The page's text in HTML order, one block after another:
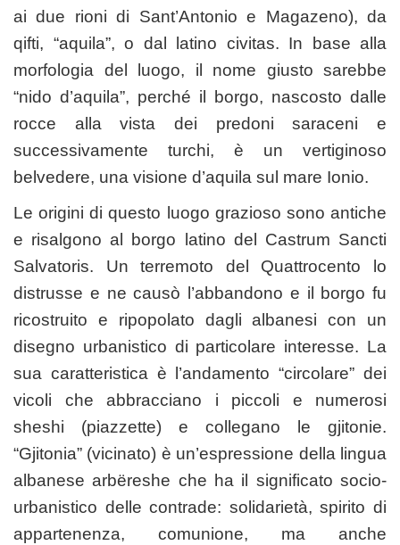
ai due rioni di Sant’Antonio e Magazeno), da
qifti, “aquila”, o dal latino civitas. In base alla
morfologia del luogo, il nome giusto sarebbe
“nido d’aquila”, perché il borgo, nascosto dalle
rocce alla vista dei predoni saraceni e
successivamente turchi, è un vertiginoso
belvedere, una visione d’aquila sul mare Ionio.
Le origini di questo luogo grazioso sono antiche
e risalgono al borgo latino del Castrum Sancti
Salvatoris. Un terremoto del Quattrocento lo
distrusse e ne causò l’abbandono e il borgo fu
ricostruito e ripopolato dagli albanesi con un
disegno urbanistico di particolare interesse. La
sua caratteristica è l’andamento “circolare” dei
vicoli che abbracciano i piccoli e numerosi
sheshi (piazzette) e collegano le gjitonie.
“Gjitonia” (vicinato) è un’espressione della lingua
albanese arbëreshe che ha il significato socio-
urbanistico delle contrade: solidarietà, spirito di
appartenenza, comunione, ma anche